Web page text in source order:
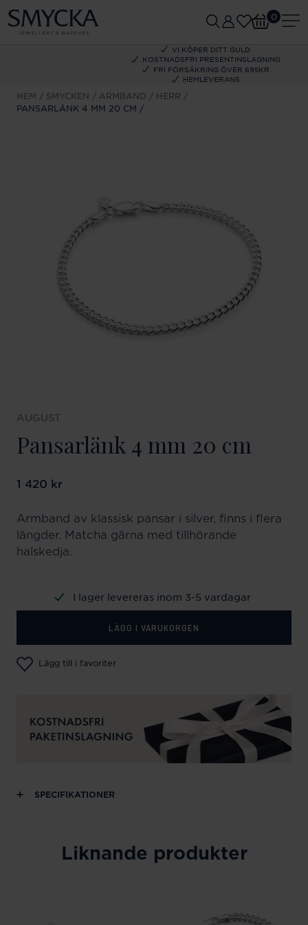
VI KÖPER DITT GULD
KOSTNADSFRI PRESENTINSLAGNING
FRI FÖRSÄKRING ÖVER 695KR
HEMLEVERANS
0
HEM SMYCKEN ARMBAND
HERR
PANSARLÄNK 4 MM 20 CM
AUGUST
Pansarlänk 4 mm 20 cm
Pris:1 420 kr
1 420 kr
Armband av klassisk pansar i silver, finns i flera
längder. Matcha gärna med tillhörande
halskedja.
I lager levereras inom 3-5 vardagar
LÄGG I VARUKORGEN
Lägg till i favoriter
SPECIFIKATIONER
Liknande produkter